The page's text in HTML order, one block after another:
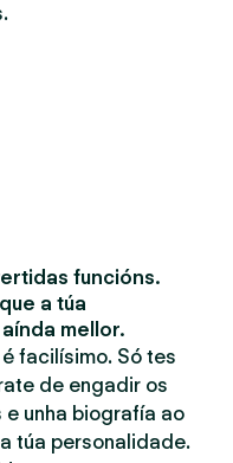
funcións.
a túa
mellor.
facilísimo. Só tes
de engadir os
unha biografía ao
túa personalidade.